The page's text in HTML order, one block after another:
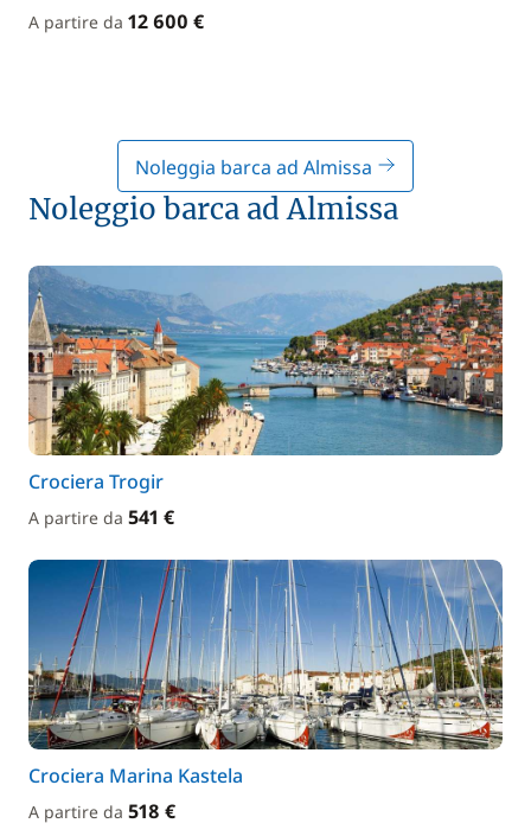
A partire da 12 600 €
Noleggia barca ad Almissa
Noleggio barca ad Almissa
Crociera Trogir
A partire da 541 €
Crociera Marina Kastela
A partire da 518 €